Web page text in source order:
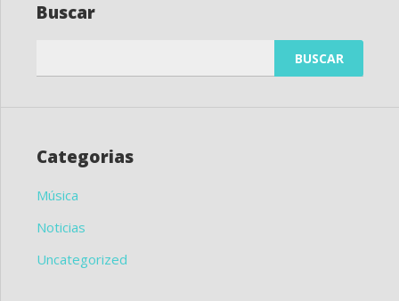
Buscar
Categorias
Música
Noticias
Uncategorized